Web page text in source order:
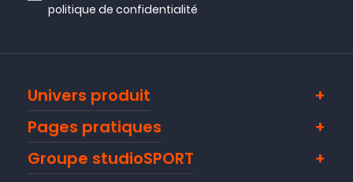
politique de confidentialité
Univers produit
Pages pratiques
Groupe studioSPORT